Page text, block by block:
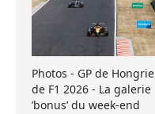
Photos - GP de Hongrie
de F1 2026 - La galerie
’bonus’ du week-end